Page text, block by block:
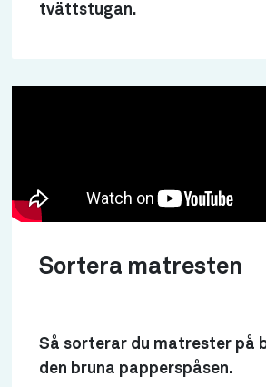
tvättstugan.
Sortera matresten
Så sorterar du matrester på
den bruna papperspåsen.